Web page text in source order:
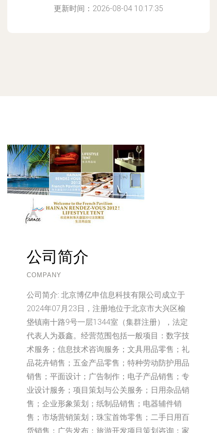
更新时间：2026-08-04 10:17:35
公司简介
COMPANY
公司简介: 北京博亿申信息科技有限公司成立于
2024年07月23日，注册地位于北京市大兴区榆
垡镇南十路9号一层1344室（集群注册），法定
代表人为聂鑫。经营范围包括一般项目：数字技
术服务；信息技术咨询服务；文具用品零售；礼
品花卉销售；五金产品零售；特种劳动防护用品
销售；平面设计；广告制作；电子产品销售；专
业设计服务；项目策划与公关服务；日用杂品销
售；企业形象策划；纸制品销售；电器辅件销
售；市场营销策划；珠宝首饰零售；二手日用百
货销售；广告发布；旅游开发项目策划咨询；家